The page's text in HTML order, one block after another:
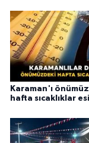
Karaman'ı
hafta sıcaklıklar